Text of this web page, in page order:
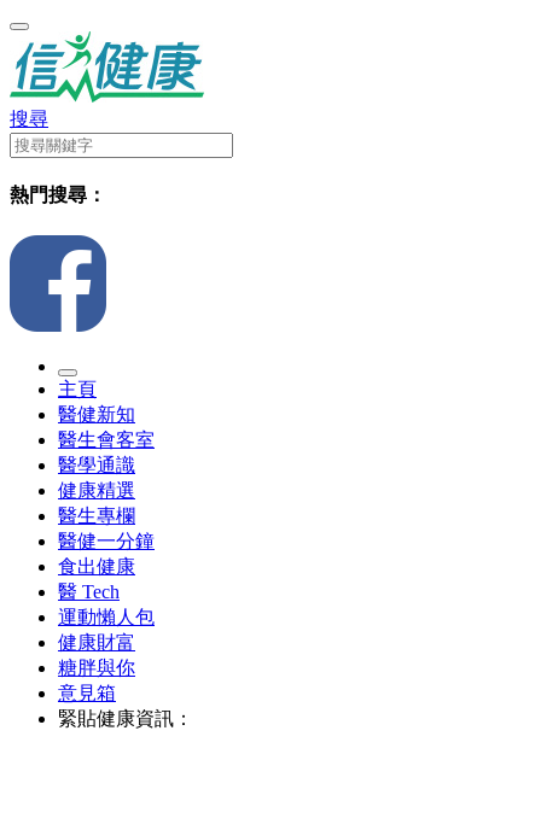
搜尋
熱門搜尋：
主頁
醫健新知
醫生會客室
醫學通識
健康精選
醫生專欄
醫健一分鐘
食出健康
醫 Tech
運動懶人包
健康財富
糖胖與你
意見箱
緊貼健康資訊：